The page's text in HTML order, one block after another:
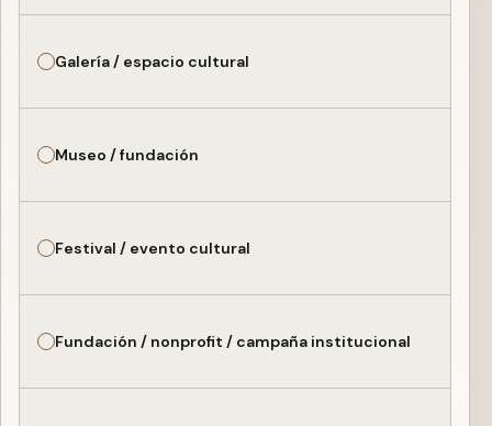
Galería / espacio cultural
Museo / fundación
Festival / evento cultural
Fundación / nonprofit / campaña institucional